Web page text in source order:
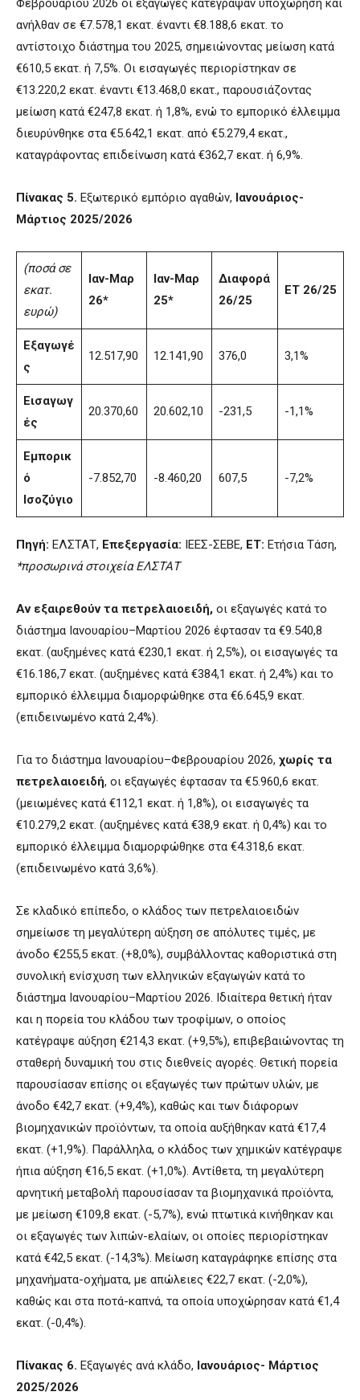
Φεβρουαρίου 2026 οι εξαγωγές κατέγραψαν υποχώρηση και
ανήλθαν σε €7.578,1 εκατ. έναντι €8.188,6 εκατ. το
αντίστοιχο διάστημα του 2025, σημειώνοντας μείωση κατά
€610,5 εκατ. ή 7,5%. Οι εισαγωγές περιορίστηκαν σε
€13.220,2 εκατ. έναντι €13.468,0 εκατ., παρουσιάζοντας
μείωση κατά €247,8 εκατ. ή 1,8%, ενώ το εμπορικό έλλειμμα
διευρύνθηκε στα €5.642,1 εκατ. από €5.279,4 εκατ.,
καταγράφοντας επιδείνωση κατά €362,7 εκατ. ή 6,9%.
Πίνακας 5. Εξωτερικό εμπόριο αγαθών, Ιανουάριος-
Μάρτιος 2025/2026
(ποσά σε
εκατ.
ευρώ)
Ιαν-Μαρ
26*
Ιαν-Μαρ
25*
Διαφορά
26/25
ΕΤ 26/25
Εξαγωγέ
ς
12.517,90 12.141,90 376,0 3,1%
Εισαγωγ
ές
20.370,60 20.602,10 -231,5 -1,1%
Εμπορικ
ό
Ισοζύγιο
-7.852,70 -8.460,20 607,5 -7,2%
Πηγή: ΕΛΣΤΑΤ, Επεξεργασία: ΙΕΕΣ-ΣΕΒΕ, ΕΤ: Ετήσια Τάση,
*προσωρινά στοιχεία ΕΛΣΤΑΤ
Αν εξαιρεθούν τα πετρελαιοειδή, οι εξαγωγές κατά το
διάστημα Ιανουαρίου–Μαρτίου 2026 έφτασαν τα €9.540,8
εκατ. (αυξημένες κατά €230,1 εκατ. ή 2,5%), οι εισαγωγές τα
€16.186,7 εκατ. (αυξημένες κατά €384,1 εκατ. ή 2,4%) και το
εμπορικό έλλειμμα διαμορφώθηκε στα €6.645,9 εκατ.
(επιδεινωμένο κατά 2,4%).
Για το διάστημα Ιανουαρίου–Φεβρουαρίου 2026, χωρίς τα
πετρελαιοειδή, οι εξαγωγές έφτασαν τα €5.960,6 εκατ.
(μειωμένες κατά €112,1 εκατ. ή 1,8%), οι εισαγωγές τα
€10.279,2 εκατ. (αυξημένες κατά €38,9 εκατ. ή 0,4%) και το
εμπορικό έλλειμμα διαμορφώθηκε στα €4.318,6 εκατ.
(επιδεινωμένο κατά 3,6%).
Σε κλαδικό επίπεδο, ο κλάδος των πετρελαιοειδών
σημείωσε τη μεγαλύτερη αύξηση σε απόλυτες τιμές, με
άνοδο €255,5 εκατ. (+8,0%), συμβάλλοντας καθοριστικά στη
συνολική ενίσχυση των ελληνικών εξαγωγών κατά το
διάστημα Ιανουαρίου–Μαρτίου 2026. Ιδιαίτερα θετική ήταν
και η πορεία του κλάδου των τροφίμων, ο οποίος
κατέγραψε αύξηση €214,3 εκατ. (+9,5%), επιβεβαιώνοντας τη
σταθερή δυναμική του στις διεθνείς αγορές. Θετική πορεία
παρουσίασαν επίσης οι εξαγωγές των πρώτων υλών, με
άνοδο €42,7 εκατ. (+9,4%), καθώς και των διάφορων
βιομηχανικών προϊόντων, τα οποία αυξήθηκαν κατά €17,4
εκατ. (+1,9%). Παράλληλα, ο κλάδος των χημικών κατέγραψε
ήπια αύξηση €16,5 εκατ. (+1,0%). Αντίθετα, τη μεγαλύτερη
αρνητική μεταβολή παρουσίασαν τα βιομηχανικά προϊόντα,
με μείωση €109,8 εκατ. (-5,7%), ενώ πτωτικά κινήθηκαν και
οι εξαγωγές των λιπών-ελαίων, οι οποίες περιορίστηκαν
κατά €42,5 εκατ. (-14,3%). Μείωση καταγράφηκε επίσης στα
μηχανήματα-οχήματα, με απώλειες €22,7 εκατ. (-2,0%),
καθώς και στα ποτά-καπνά, τα οποία υποχώρησαν κατά €1,4
εκατ. (-0,4%).
Πίνακας 6. Εξαγωγές ανά κλάδο, Ιανουάριος- Μάρτιος
2025/2026